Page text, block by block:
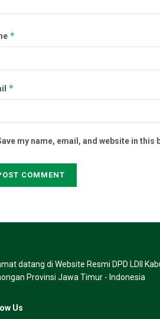
*
*
my name, email, and website in
datang di Website Resmi DPD LDII
Provinsi Jawa Timur - Indonesia
Us